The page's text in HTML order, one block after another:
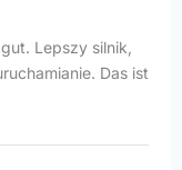
Lepszy silnik,
Das ist